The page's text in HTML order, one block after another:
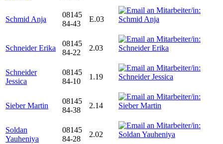
Schmid Anja
08145
84-43
E.03
Schneider Erika
08145
84-22
2.03
Schneider
Jessica
08145
84-10
1.19
Sieber Martin
08145
84-38
2.14
Soldan
Yauheniya
08145
84-28
2.02